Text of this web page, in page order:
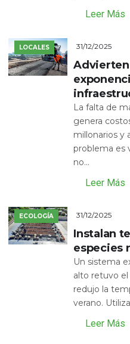
Leer Más
LOCALES 31/12/2025
La falta de
genera
millonarios y
problema es
no...
Leer Más
ECOLOGÍA 31/12/2025
Instalan
especies
Un sistema
alto retuvo el
redujo la
verano.
Leer Más